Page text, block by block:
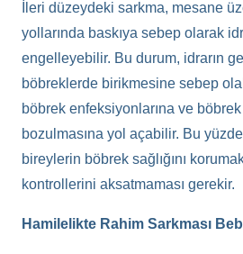
İleri düzeydeki sarkma, mesane
yollarında baskıya sebep olarak
engelleyebilir. Bu durum, idrarın
böbreklerde birikmesine sebep
böbrek enfeksiyonlarına ve böbrek
bozulmasına yol açabilir. Bu
bireylerin böbrek sağlığını
kontrollerini aksatmaması gerekir.
Hamilelikte Rahim Sarkması